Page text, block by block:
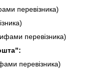
перевізника)
перевізника)
перевізника)